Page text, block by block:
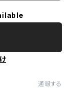
通報する